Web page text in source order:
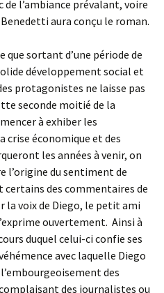
de l’ambiance prévalant, voire
aura conçu le roman.
que sortant d’une période de
développement social et
protagonistes ne laisse pas
seconde moitié de la
à exhiber les
crise économique et des
les années à venir, on
l’origine du sentiment de
des commentaires de
la voix de Diego, le petit ami
ouvertement. Ainsi à
duquel celui-ci confie ses
avec laquelle Diego
des
des journalistes ou